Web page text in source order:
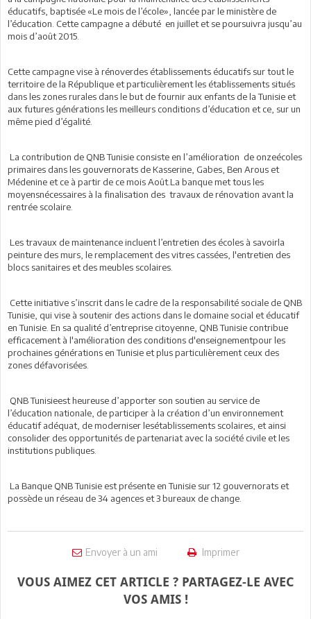
éducatifs, baptisée «Le mois de l’école», lancée par le ministère de
l’éducation. Cette campagne a débuté en juillet et se poursuivra jusqu’au
mois d’août 2015.
Cette campagne vise à rénoverdes établissements éducatifs sur tout le
territoire de la République et particulièrement les établissements situés
dans les zones rurales dans le but de fournir aux enfants de la Tunisie et
aux futures générations les meilleurs conditions d’éducation et ce, sur un
même pied d’égalité.
La contribution de QNB Tunisie consiste en l’amélioration de onzeécoles
primaires dans les gouvernorats de Kasserine, Gabes, Ben Arous et
Médenine et ce à partir de ce mois Août.La banque met tous les
moyensnécessaires à la finalisation des travaux de rénovation avant la
rentrée scolaire.
Les travaux de maintenance incluent l’entretien des écoles à savoirla
peinture des murs, le remplacement des vitres cassées, l'entretien des
blocs sanitaires et des meubles scolaires.
Cette initiative s’inscrit dans le cadre de la responsabilité sociale de QNB
Tunisie, qui vise à soutenir des actions dans le domaine social et éducatif
en Tunisie. En sa qualité d’entreprise citoyenne, QNB Tunisie contribue
efficacement à l'amélioration des conditions d'enseignementpour les
prochaines générations en Tunisie et plus particulièrement ceux des
zones défavorisées.
QNB Tunisieest heureuse d’apporter son soutien au service de
l’éducation nationale, de participer à la création d’un environnement
éducatif adéquat, de moderniser lesétablissements scolaires, et ainsi
consolider des opportunités de partenariat avec la société civile et les
institutions publiques.
La Banque QNB Tunisie est présente en Tunisie sur 12 gouvernorats et
possède un réseau de 34 agences et 3 bureaux de change.
Envoyer à un ami Imprimer
VOUS AIMEZ CET ARTICLE ? PARTAGEZ-LE AVEC
VOS AMIS !